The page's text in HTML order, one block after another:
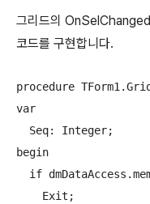
그리드의
코드를 구현합니다.
procedure
var
  Seq: Integer;
begin
if
    Exit;